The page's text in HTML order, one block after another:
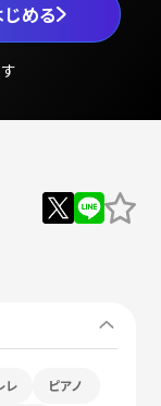
める
レ ピアノ